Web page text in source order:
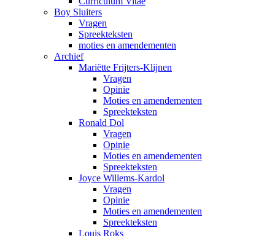
Boy Sluiters
Vragen
Spreekteksten
moties en amendementen
Archief
Mariëtte Frijters-Klijnen
Vragen
Opinie
Moties en amendementen
Spreekteksten
Ronald Dol
Vragen
Opinie
Moties en amendementen
Spreekteksten
Joyce Willems-Kardol
Vragen
Opinie
Moties en amendementen
Spreekteksten
Louis Roks